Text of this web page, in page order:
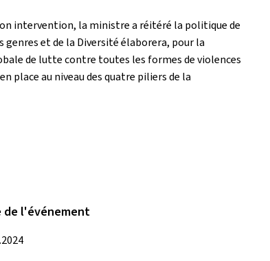
intervention, la ministre a réitéré la politique de
et de la Diversité élaborera, pour la
de lutte contre toutes les formes de violences
place au niveau des quatre piliers de la
de l'événement